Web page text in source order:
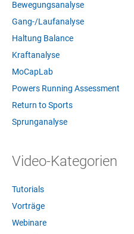
Bewegungsanalyse
Gang-/Laufanalyse
Haltung Balance
Kraftanalyse
MoCapLab
Powers Running Assessment
Return to Sports
Sprunganalyse
Video-Kategorien
Tutorials
Vorträge
Webinare